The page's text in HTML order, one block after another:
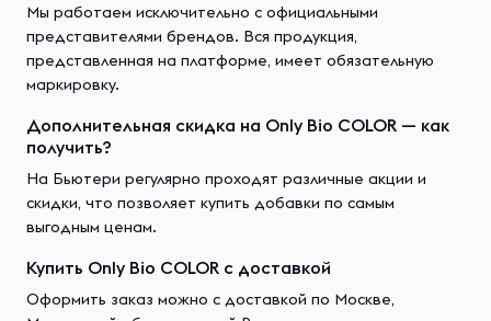
Мы работаем исключительно с официальными
представителями брендов. Вся продукция,
представленная на платформе, имеет обязательную
маркировку.
Дополнительная скидка на Only Bio COLOR — как
получить?
На Бьютери регулярно проходят различные акции и
скидки, что позволяет купить добавки по самым
выгодным ценам.
Купить Only Bio COLOR с доставкой
Оформить заказ можно с доставкой по Москве,